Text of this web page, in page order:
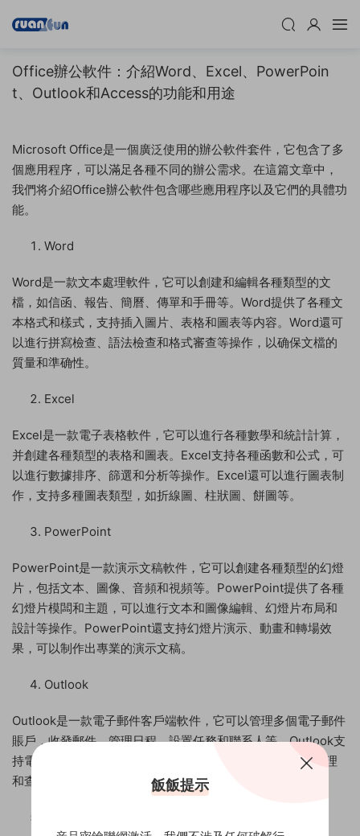
Office辦公軟件：介紹Word、Excel、PowerPoin
t、Outlook和Access的功能和用途
Microsoft Office是一個廣泛使用的辦公軟件套件，它包含了多
個應用程序，可以滿足各種不同的辦公需求。在這篇文章中，
我們将介紹Office辦公軟件包含哪些應用程序以及它們的具體功
能。
Word
Word是一款文本處理軟件，它可以創建和編輯各種類型的文
檔，如信函、報告、簡曆、傳單和手冊等。Word提供了各種文
本格式和樣式，支持插入圖片、表格和圖表等内容。Word還可
以進行拼寫檢查、語法檢查和格式審查等操作，以确保文檔的
質量和準确性。
Excel
Excel是一款電子表格軟件，它可以進行各種數學和統計計算，
并創建各種類型的表格和圖表。Excel支持各種函數和公式，可
以進行數據排序、篩選和分析等操作。Excel還可以進行圖表制
作，支持多種圖表類型，如折線圖、柱狀圖、餅圖等。
PowerPoint
PowerPoint是一款演示文稿軟件，它可以創建各種類型的幻燈
片，包括文本、圖像、音頻和視頻等。PowerPoint提供了各種
幻燈片模闆和主題，可以進行文本和圖像編輯、幻燈片布局和
設計等操作。PowerPoint還支持幻燈片演示、動畫和轉場效
果，可以制作出專業的演示文稿。
Outlook
Outlook是一款電子郵件客戶端軟件，它可以管理多個電子郵件
賬戶，收發郵件、管理日程、設置任務和聯系人等。Outlook支
持電子郵件附件、郵件規則和過濾器，可以快速和方便地管理
和查看電子郵件。
飯飯提示